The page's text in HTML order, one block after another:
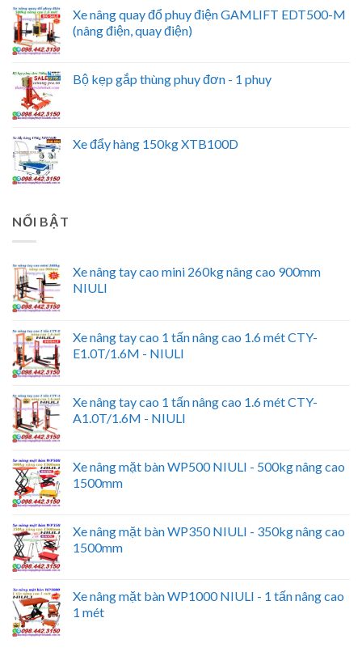
Xe nâng quay đổ phuy điện GAMLIFT EDT500-M
(nâng điện, quay điện)
Bộ kẹp gắp thùng phuy đơn - 1 phuy
Xe đẩy hàng 150kg XTB100D
NỔI BẬT
Xe nâng tay cao mini 260kg nâng cao 900mm
NIULI
Xe nâng tay cao 1 tấn nâng cao 1.6 mét CTY-
E1.0T/1.6M - NIULI
Xe nâng tay cao 1 tấn nâng cao 1.6 mét CTY-
A1.0T/1.6M - NIULI
Xe nâng mặt bàn WP500 NIULI - 500kg nâng cao
1500mm
Xe nâng mặt bàn WP350 NIULI - 350kg nâng cao
1500mm
Xe nâng mặt bàn WP1000 NIULI - 1 tấn nâng cao
1 mét